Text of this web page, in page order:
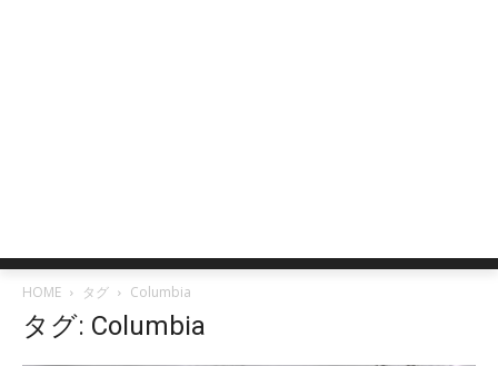
HOME タグ Columbia
タグ: Columbia